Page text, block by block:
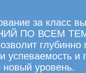
за класс
ПО ВСЕМ
глубинно
успеваемость
новый уровень.